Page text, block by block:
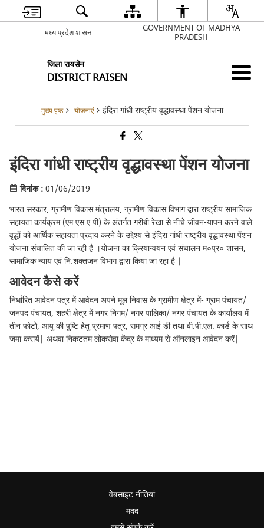
मध्य प्रदेश शासन
GOVERNMENT OF MADHYA
PRADESH
जिला रायसेन
DISTRICT RAISEN
मुख्य पृष्ठ योजनाएं इंदिरा गांधी राष्‍ट्रीय वृद्धावस्‍था पेंशन योजना
इंदिरा गांधी राष्‍ट्रीय वृद्धावस्‍था पेंशन योजना
दिनांक :01/06/2019 -
भारत सरकार, ग्रामीण विकास मंत्रालय, ग्रामीण विकास विभाग द्वारा राष्ट्रीय सामाजिक
सहायता कार्यक्रम (एम एस ए पी) के अंतर्गत गरीबी रेखा से नीचे जीवन-यापन करने वाले
वृद्धाें को आर्थिक सहायता प्रदाय करने के उद्देश्य से इंदिरा गांधी राष्ट्रीय वृद्धावस्था पेंशन
योजना संचालित की जा रही है ।योजना का क्रियान्वयन एवं संचालन म०प्र० शासन,
सामाजिक न्याय एवं नि:शक्‍तजन विभाग द्वारा किया जा रहा है |
आवेदन कैसे करें
निर्धारित आवेदन पत्र में आवेदन अपने मूल निवास के ग्रामीण क्षेत्र में- ग्राम पंचायत/
जनपद पंचायत, शहरी क्षेत्र में नगर निगम/ नगर पालिका/ नगर पंचायत के कार्यालय में
तीन फोटो, आयु की पुष्टि हेतु प्रमाण पत्र, समग्र आई डी तथा बी.पी.एल. कार्ड के साथ
जमा करायें| अथवा निकटतम लोकसेवा केंद्र के माध्यम से ऑनलाइन आवेदन करें|
वेबसाइट नीतियां
मदद